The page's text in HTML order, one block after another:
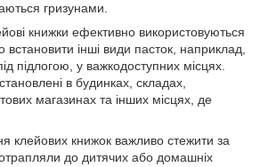
гризунами.
книжки ефективно використовуються
встановити інші види пасток, наприклад,
підлогою, у важкодоступних місцях.
в будинках, складах,
магазинах та інших місцях, де
клейових книжок важливо стежити за
до дитячих або домашніх